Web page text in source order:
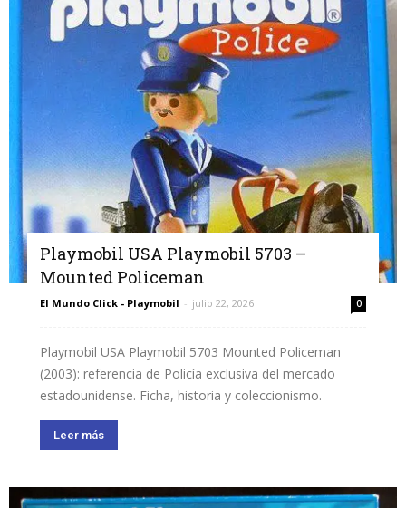
Playmobil USA Playmobil 5703 –
Mounted Policeman
El Mundo Click - Playmobil - julio 22, 2026 0
Playmobil USA Playmobil 5703 Mounted Policeman
(2003): referencia de Policía exclusiva del mercado
estadounidense. Ficha, historia y coleccionismo.
Leer más